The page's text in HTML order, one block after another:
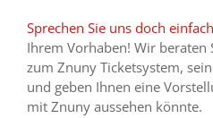
Sprechen Sie uns doch
Ihrem Vorhaben! Wir beraten
zum Znuny Ticketsystem,
und geben Ihnen eine
mit Znuny aussehen könnte.